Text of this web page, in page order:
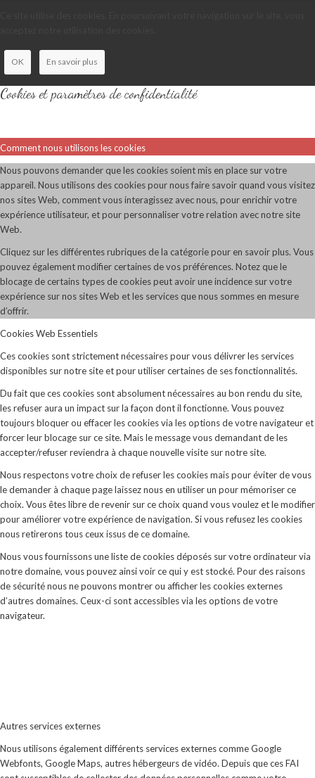
OK En savoir plus
Cookies et paramètres de confidentialité
Comment nous utilisons les cookies
Nous pouvons demander que les cookies soient mis en place sur votre
appareil. Nous utilisons des cookies pour nous faire savoir quand vous visitez
nos sites Web, comment vous interagissez avec nous, pour enrichir votre
expérience utilisateur, et pour personnaliser votre relation avec notre site
Web.
Cliquez sur les différentes rubriques de la catégorie pour en savoir plus. Vous
pouvez également modifier certaines de vos préférences. Notez que le
blocage de certains types de cookies peut avoir une incidence sur votre
expérience sur nos sites Web et les services que nous sommes en mesure
d’offrir.
Cookies Web Essentiels
Ces cookies sont strictement nécessaires pour vous délivrer les services
disponibles sur notre site et pour utiliser certaines de ses fonctionnalités.
Du fait que ces cookies sont absolument nécessaires au bon rendu du site,
les refuser aura un impact sur la façon dont il fonctionne. Vous pouvez
toujours bloquer ou effacer les cookies via les options de votre navigateur et
forcer leur blocage sur ce site. Mais le message vous demandant de les
accepter/refuser reviendra à chaque nouvelle visite sur notre site.
Nous respectons votre choix de refuser les cookies mais pour éviter de vous
le demander à chaque page laissez nous en utiliser un pour mémoriser ce
choix. Vous êtes libre de revenir sur ce choix quand vous voulez et le modifier
pour améliorer votre expérience de navigation. Si vous refusez les cookies
nous retirerons tous ceux issus de ce domaine.
Nous vous fournissons une liste de cookies déposés sur votre ordinateur via
notre domaine, vous pouvez ainsi voir ce qui y est stocké. Pour des raisons
de sécurité nous ne pouvons montrer ou afficher les cookies externes
d’autres domaines. Ceux-ci sont accessibles via les options de votre
navigateur.
Autres services externes
Nous utilisons également différents services externes comme Google
Webfonts, Google Maps, autres hébergeurs de vidéo. Depuis que ces FAI